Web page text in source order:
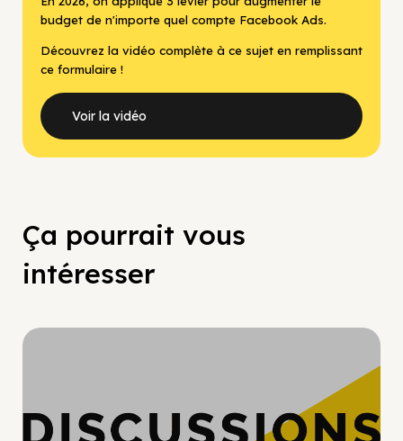
budget de n'importe quel compte Facebook Ads.
Découvrez la vidéo complète à ce sujet en remplissant
ce formulaire !
Voir la vidéo
Ça pourrait vous
intéresser